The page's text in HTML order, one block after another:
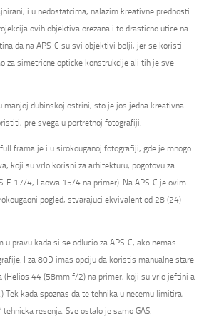
i u nedostatcima, nalazim kreativne prednosti.
ovih objektiva orezana i to drasticno utice na
da na APS-C su svi objektivi bolji, jer se koristi
za simetricne opticke konstrukcije ali tih je sve
manjoj dubinskoj ostrini, sto je jos jedna kreativna
pre svega u portretnoj fotografiji.
frama je i u sirokouganoj fotografiji, gde je mnogo
koji su vrlo korisni za arhitekturu, pogotovu za
E 17/4, Laowa 15/4 na primer). Na APS-C je ovim
pogled, stvarajuci ekvivalent od 28 (24)
pravu kada si se odlucio za APS-C, ako nemas
I za 80D imas opciju da koristis manualne stare
(Helios 44 (58mm f/2) na primer, koji su vrlo jeftini a
Tek kada spoznas da te tehnika u necemu limitira,
resenja. Sve ostalo je samo GAS.